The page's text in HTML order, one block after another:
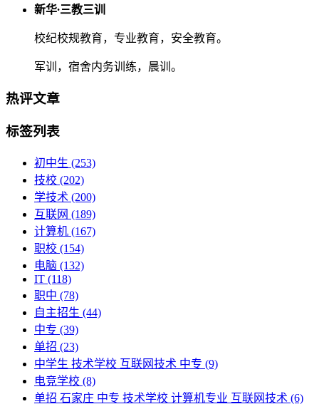
新华·三教三训
校纪校规教育，专业教育，安全教育。
军训，宿舍内务训练，晨训。
热评文章
标签列表
初中生 (253)
技校 (202)
学技术 (200)
互联网 (189)
计算机 (167)
职校 (154)
电脑 (132)
IT (118)
职中 (78)
自主招生 (44)
中专 (39)
单招 (23)
中学生 技术学校 互联网技术 中专 (9)
电竞学校 (8)
单招 石家庄 中专 技术学校 计算机专业 互联网技术 (6)